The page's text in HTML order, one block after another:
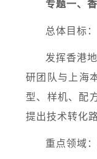
专题一、
总体目标：
发挥香港
研团队与上海
型、样机、配
提出技术转化
重点领域